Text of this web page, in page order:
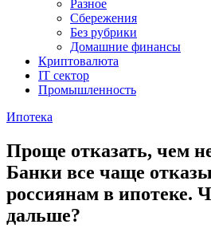
Разное
Сбережения
Без рубрики
Домашние финансы
Криптовалюта
IT сектор
Промышленность
Ипотека
Проще отказать, чем
Банки все чаще
россиянам в ипотеке.
дальше?